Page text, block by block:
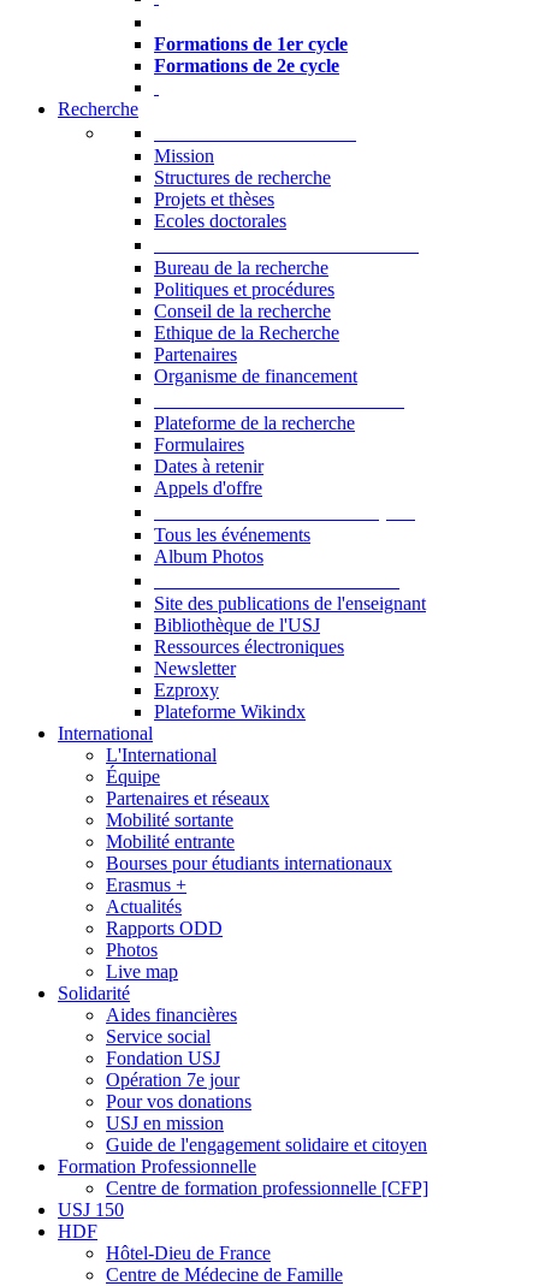
Formations de 1er cycle
Formations de 2e cycle
Recherche
Mission
Structures de recherche
Projets et thèses
Ecoles doctorales
Bureau de la recherche
Politiques et procédures
Conseil de la recherche
Ethique de la Recherche
Partenaires
Organisme de financement
Plateforme de la recherche
Formulaires
Dates à retenir
Appels d'offre
Tous les événements
Album Photos
Site des publications de l'enseignant
Bibliothèque de l'USJ
Ressources électroniques
Newsletter
Ezproxy
Plateforme Wikindx
International
L'International
Équipe
Partenaires et réseaux
Mobilité sortante
Mobilité entrante
Bourses pour étudiants internationaux
Erasmus +
Actualités
Rapports ODD
Photos
Live map
Solidarité
Aides financières
Service social
Fondation USJ
Opération 7e jour
Pour vos donations
USJ en mission
Guide de l'engagement solidaire et citoyen
Formation Professionnelle
Centre de formation professionnelle [CFP]
USJ 150
HDF
Hôtel-Dieu de France
Centre de Médecine de Famille